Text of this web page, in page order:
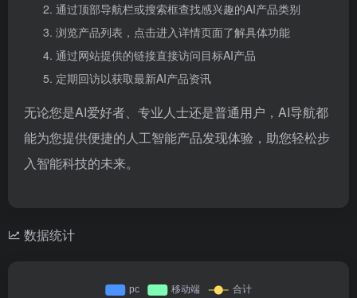
通过顶部导航栏或搜索框查找感兴趣的AI产品类别
浏览产品列表，点击进入详情页面了解具体功能
通过网站提供的链接直接访问目标AI产品
定期回访以获取最新AI产品资讯
无论您是AI爱好者、专业人士还是普通用户，AI导航都
能为您提供便捷的人工智能产品发现体验，助您轻松步
入智能科技的未来。
数据统计